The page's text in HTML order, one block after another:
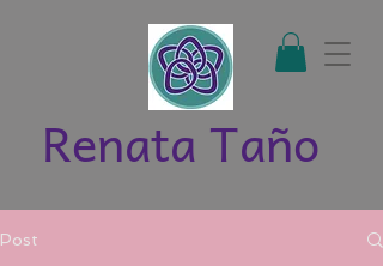
Renata Taño
Post